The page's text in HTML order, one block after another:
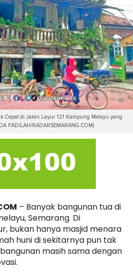
Cepat di Jalan Layur 121 Kampung Melayu yang
FADILAH/RADARSEMARANG.COM)
– Banyak bangunan tua di
Semarang. Di
bukan hanya masjid menara
huni di sekitarnya pun tak
masih sama dengan